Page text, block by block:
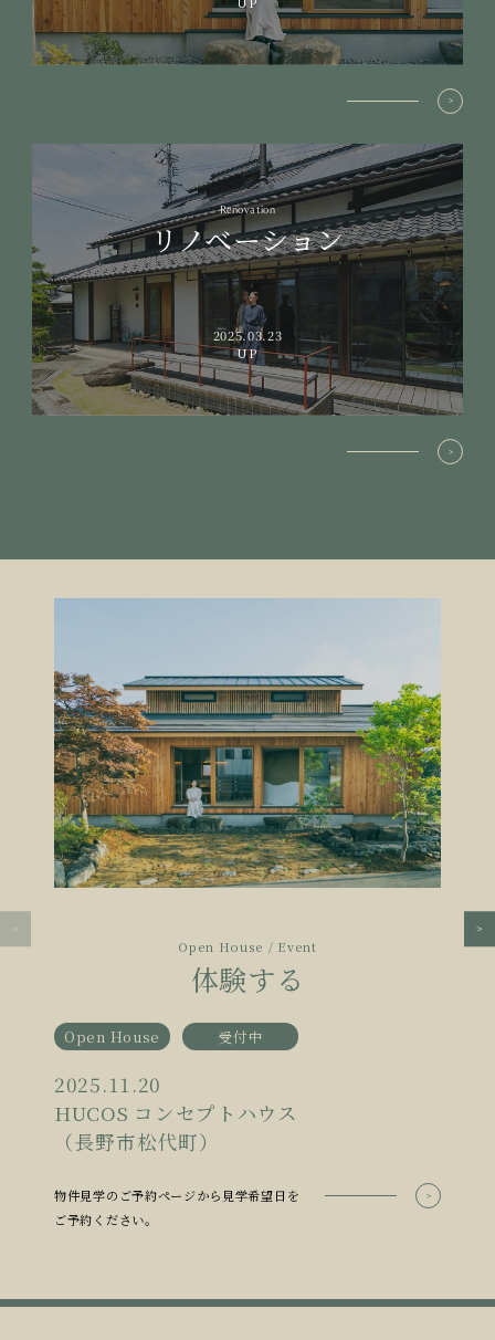
Renovation
リノベーション
2025.03.23
UP
Open House / Event
体験する
Open House 受付中
2025.11.20
HUCOS コンセプトハウス
（長野市松代町）
物件見学のご予約ページから見学希望日を
ご予約ください。